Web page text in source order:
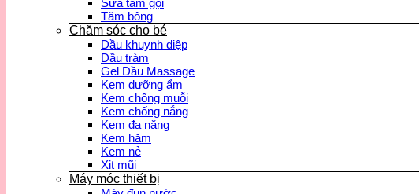
Sữa tắm gội
Tăm bông
Chăm sóc cho bé
Dầu khuynh diệp
Dầu tràm
Gel Dầu Massage
Kem dưỡng ẩm
Kem chống muỗi
Kem chống nắng
Kem đa năng
Kem hăm
Kem nẻ
Xịt mũi
Máy móc thiết bị